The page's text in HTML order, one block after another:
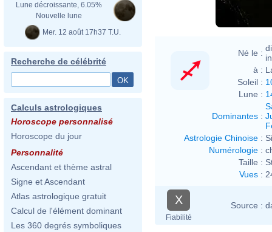
Lune décroissante, 6.05%
Nouvelle lune
Mer. 12 août 17h37 T.U.
Recherche de célébrité
Calculs astrologiques
Horoscope personnalisé
Horoscope du jour
Personnalité
Ascendant et thème astral
Signe et Ascendant
Atlas astrologique gratuit
Calcul de l'élément dominant
Les 360 degrés symboliques
Né le :
à :
Soleil :
Lune :
Dominantes :
Astrologie Chinoise :
Numérologie :
Taille :
Vues :
X
Fiabilité
Source :